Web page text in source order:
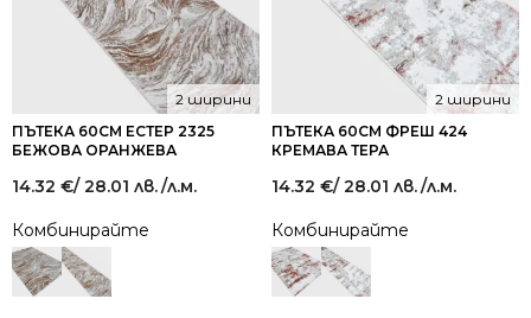
ПЪТЕКА 60СМ ЕСТЕР 2325
БЕЖОВА ОРАНЖЕВА
2 ширини
14.32 €/ 28.01 лв./л.м.
Комбинирайте
ПЪТЕКА 60СМ ФРЕШ 424
КРЕМАВА ТЕРА
2 ширини
14.32 €/ 28.01 лв./л.м.
Комбинирайте